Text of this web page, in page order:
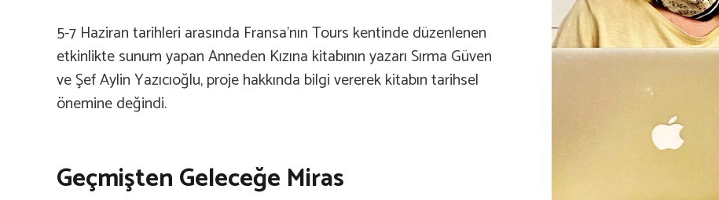
5-7 Haziran tarihleri arasında Fransa’nın Tours kentinde düzenlenen
etkinlikte sunum yapan Anneden Kızına kitabının yazarı Sırma Güven
ve Şef Aylin Yazıcıoğlu, proje hakkında bilgi vererek kitabın tarihsel
önemine değindi.
Geçmişten Geleceğe Miras